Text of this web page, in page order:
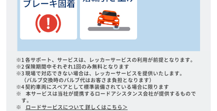
※1 各サポート、サービスは、レッカーサービスの利用が前提となります。
※2 保険期間中それぞれ1回のみ無料となります
※3 現場で対応できない場合は、レッカーサービスを提供いたします。
（バルブ交換時のバルブ代はお客さま負担となります）
※4 契約車両にスペアとして標準装備されている場合に限ります
※
本サービスは当社が提携するロードアシスタンス会社が提供するもので
す。
※
ロードサービスについて 詳しくはこちら＞